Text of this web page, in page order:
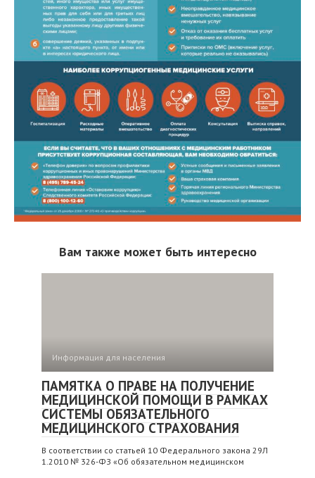
Вам также может быть интересно
Информация для населения
ПАМЯТКА О ПРАВЕ НА ПОЛУЧЕНИЕ
МЕДИЦИНСКОЙ ПОМОЩИ В РАМКАХ
СИСТЕМЫ ОБЯЗАТЕЛЬНОГО
МЕДИЦИНСКОГО СТРАХОВАНИЯ
В соответствии со статьей 10 Федерального закона 29Л
1.2010 № 326-ФЗ «Об обязательном медицинском